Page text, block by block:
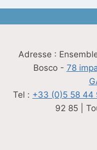
Adresse :
Bosco - 78
Tel : +33 (0)5 58 44
92 85 |